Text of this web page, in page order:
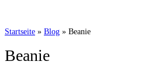
Startseite » Blog » Beanie
Beanie